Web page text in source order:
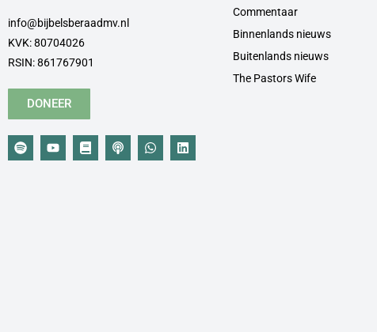
info@bijbelsberaadmv.nl
KVK: 80704026
RSIN: 861767901
DONEER
Commentaar
Binnenlands nieuws
Buitenlands nieuws
The Pastors Wife